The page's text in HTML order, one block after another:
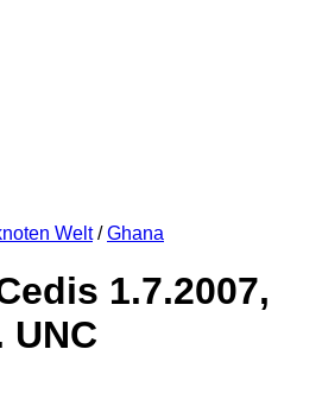
Welt / Ghana
1.7.2007,
UNC